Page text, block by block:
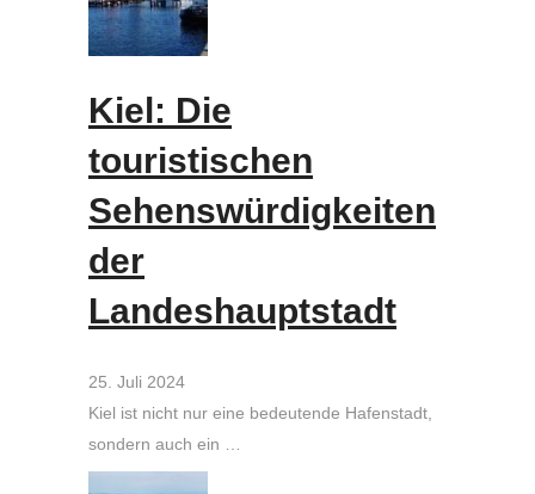
Kiel: Die
touristischen
Sehenswürdigkeiten
der
Landeshauptstadt
25. Juli 2024
Kiel ist nicht nur eine bedeutende Hafenstadt,
sondern auch ein …